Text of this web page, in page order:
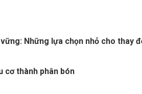
Những lựa chọn nhỏ cho thay
cơ thành phân bón